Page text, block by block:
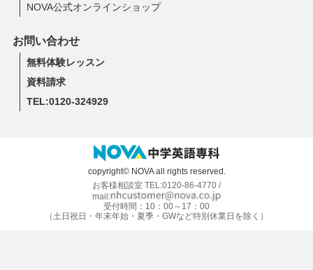
NOVA公式オンラインショップ
お問い合わせ
無料体験レッスン
資料請求
TEL:0120-324929
copyright© NOVA all rights reserved.
お客様相談室 TEL:0120-86-4770 /
mail:
受付時間：10：00～17：00
（土日祝日・年末年始・夏季・GWなど特別休業日を除く）